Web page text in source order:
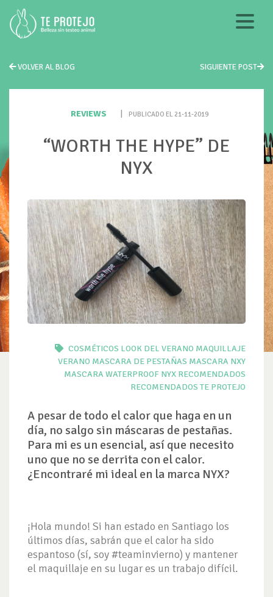
VOLVER AL BLOG SIGUIENTE POST
REVIEWS PUBLICADO EL 21-11-2019
“WORTH THE HYPE” DE
NYX
COSMÉTICOS LOOK DEL VERANO MAQUILLAJE
VERANO MASCARA DE PESTAÑAS MASCARA NXY
MASCARA WATERPROOF NYX RECOMENDADOS
RECOMENDADOS TE PROTEJO
A pesar de todo el calor que haga en un
día, no salgo sin máscaras de pestañas.
Para mi es un esencial, así que necesito
uno que no se derrita con el calor.
¿Encontraré mi ideal en la marca NYX?
¡Hola mundo! Si han estado en Santiago los
últimos días, sabrán que el calor ha sido
espantoso (sí, soy #teaminvierno) y mantener
el maquillaje en su lugar es un trabajo difícil.